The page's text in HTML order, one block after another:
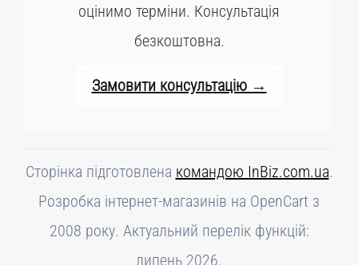
оцінимо терміни. Консультація
безкоштовна.
Замовити консультацію →
Сторінка підготовлена командою InBiz.com.ua.
Розробка інтернет-магазинів на OpenCart з
2008 року. Актуальний перелік функцій:
липень 2026.